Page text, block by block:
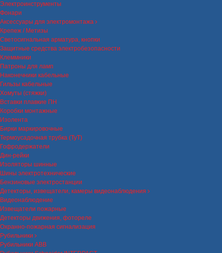
Электроинструменты
Фонари
Аксессуары для электромонтажа
Крепеж / Метизы
Светосигнальная арматура, кнопки
Защитные средства электробезопасности
Клеммники
Патроны для ламп
Наконечники кабельные
Гильзы кабельные
Хомуты (стяжки)
Вставки плавкие ПН
Коробки монтажные
Изолента
Бирки маркировочные
Термоусадочная трубка (ТуТ)
Гофродержатели
Дин-рейки
Изоляторы шинные
Шины электротехнические
Бензиновые электростанции
Детекторы, извещатели, камеры видеонаблюдения
Видеонаблюдение
Извещатели пожарные
Детекторы движения, фотореле
Охранно-пожарная сигнализация
Рубильники
Рубильники ABB